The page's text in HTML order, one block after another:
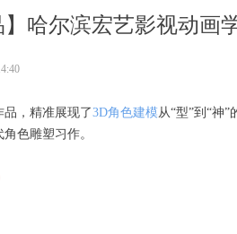
】哈尔滨宏艺影视动
，精准展现了3D角色建模从“型”到“神
色雕塑习作。